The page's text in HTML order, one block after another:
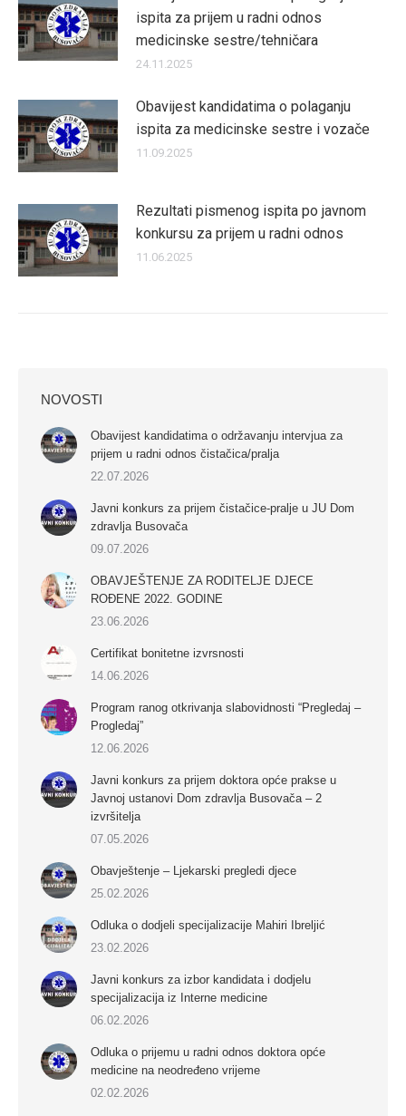
ispita za prijem u radni odnos
medicinske sestre/tehničara
24.11.2025
Obavijest kandidatima o polaganju
ispita za medicinske sestre i vozače
11.09.2025
Rezultati pismenog ispita po javnom
konkursu za prijem u radni odnos
11.06.2025
NOVOSTI
Obavijest kandidatima o održavanju intervjua za
prijem u radni odnos čistačica/pralja
22.07.2026
Javni konkurs za prijem čistačice-pralje u JU Dom
zdravlja Busovača
09.07.2026
OBAVJEŠTENJE ZA RODITELJE DJECE
ROĐENE 2022. GODINE
23.06.2026
Certifikat bonitetne izvrsnosti
14.06.2026
Program ranog otkrivanja slabovidnosti “Pregledaj –
Progledaj”
12.06.2026
Javni konkurs za prijem doktora opće prakse u
Javnoj ustanovi Dom zdravlja Busovača – 2
izvršitelja
07.05.2026
Obavještenje – Ljekarski pregledi djece
25.02.2026
Odluka o dodjeli specijalizacije Mahiri Ibreljić
23.02.2026
Javni konkurs za izbor kandidata i dodjelu
specijalizacija iz Interne medicine
06.02.2026
Odluka o prijemu u radni odnos doktora opće
medicine na neodređeno vrijeme
02.02.2026